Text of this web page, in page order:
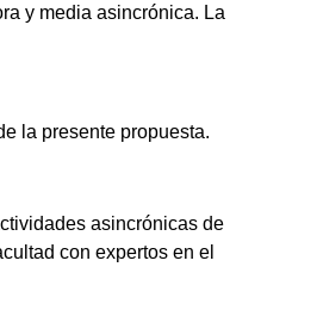
y media asincrónica. La
la presente propuesta.
asincrónicas de
con expertos en el